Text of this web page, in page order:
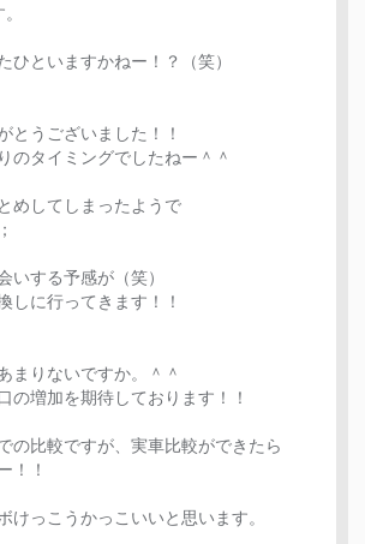
ひといますかねー！？（笑）
とうございました！！
のタイミングでしたねー＾＾
めしてしまったようで
いする予感が（笑）
しに行ってきます！！
まりないですか。＾＾
の増加を期待しております！！
の比較ですが、実車比較ができたら
！！
けっこうかっこいいと思います。